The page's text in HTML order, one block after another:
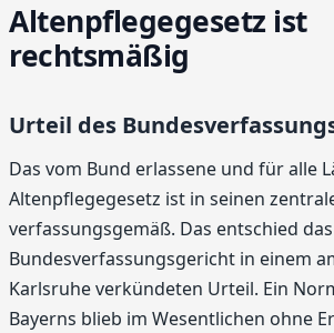
Altenpflegegesetz ist
rechtsmäßig
Urteil des
Das vom Bund erlassene und für alle
Altenpflegegesetz ist in seinen
verfassungsgemäß. Das entschied das
Bundesverfassungsgericht in einem
Karlsruhe verkündeten Urteil. Ein
Bayerns blieb im Wesentlichen ohne